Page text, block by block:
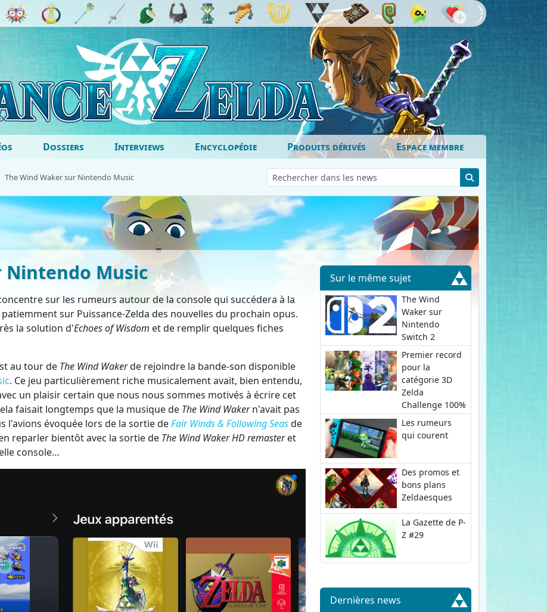
Dossiers Interviews Encyclopédie Produits dérivés Espace membre
The Wind Waker sur Nintendo Music
Nintendo Music
sur les rumeurs autour de la console qui succédera à la
sur Puissance-Zelda des nouvelles du prochain opus.
la solution d'Echoes of Wisdom et de remplir quelques fiches
au tour de The Wind Wakerde rejoindre la bande-son disponible
. Ce jeu particulièrement riche musicalement avait, bien entendu,
un plaisir certain que nous nous sommes motivés à écrire cet
faisait longtemps que la musique de The Wind Wakern'avait pas
l'avions évoquée lors de la sortie deFair Winds & Following Seasde
reparler bientôt avec la sortie de The Wind Waker HD remasteret
console…
Sur le même sujet
The Wind
Waker sur
Nintendo
Switch 2
Premier record
pour la
catégorie 3D
Zelda
Challenge 100%
Les rumeurs
qui courent
Des promos et
bons plans
Zeldaesques
La Gazette de P-
Z #29
Dernières news